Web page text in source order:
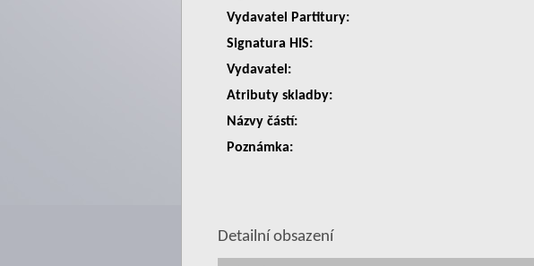
Vydavatel Partitury:
Signatura HIS:
Vydavatel:
Atributy skladby:
Názvy částí:
Poznámka:
Detailní obsazení